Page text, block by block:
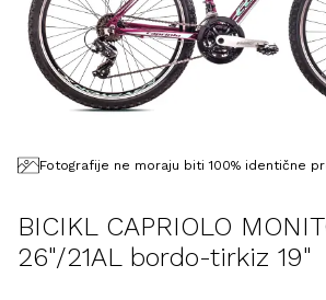
Fotografije ne moraju biti 100% identične
BICIKL CAPRIOLO
26"/21AL bordo-tirkiz 19"